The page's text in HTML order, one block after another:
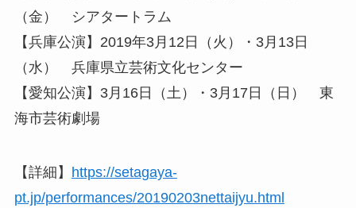
（金） シアタートラム
【兵庫公演】2019年3月12日（火）・3月13日
（水） 兵庫県立芸術文化センター
【愛知公演】3月16日（土）・3月17日（日） 東
海市芸術劇場
【詳細】
https://setagaya-
pt.jp/performances/20190203nettaijyu.html